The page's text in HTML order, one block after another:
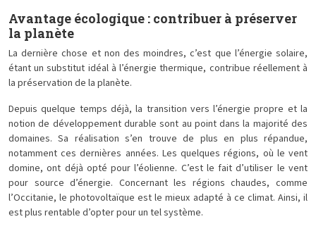
Avantage écologique : contribuer à préserver
la planète
La dernière chose et non des moindres, c’est que l’énergie solaire,
étant un substitut idéal à l’énergie thermique, contribue réellement à
la préservation de la planète.
Depuis quelque temps déjà, la transition vers l’énergie propre et la
notion de développement durable sont au point dans la majorité des
domaines. Sa réalisation s’en trouve de plus en plus répandue,
notamment ces dernières années. Les quelques régions, où le vent
domine, ont déjà opté pour l’éolienne. C’est le fait d’utiliser le vent
pour source d’énergie. Concernant les régions chaudes, comme
l’Occitanie, le photovoltaïque est le mieux adapté à ce climat. Ainsi, il
est plus rentable d’opter pour un tel système.